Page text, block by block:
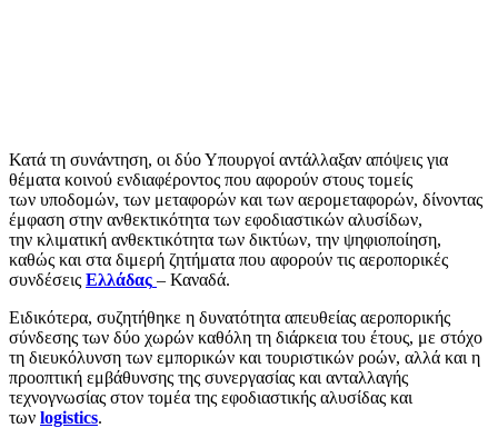
Κατά τη συνάντηση, οι δύο Υπουργοί αντάλλαξαν απόψεις για
θέματα κοινού ενδιαφέροντος που αφορούν στους τομείς
των υποδομών, των μεταφορών και των αερομεταφορών, δίνοντας
έμφαση στην ανθεκτικότητα των εφοδιαστικών αλυσίδων,
την κλιματική ανθεκτικότητα των δικτύων, την ψηφιοποίηση,
καθώς και στα διμερή ζητήματα που αφορούν τις αεροπορικές
συνδέσεις Ελλάδας – Καναδά.
Ειδικότερα, συζητήθηκε η δυνατότητα απευθείας αεροπορικής
σύνδεσης των δύο χωρών καθόλη τη διάρκεια του έτους, με στόχο
τη διευκόλυνση των εμπορικών και τουριστικών ροών, αλλά και η
προοπτική εμβάθυνσης της συνεργασίας και ανταλλαγής
τεχνογνωσίας στον τομέα της εφοδιαστικής αλυσίδας και
των logistics.